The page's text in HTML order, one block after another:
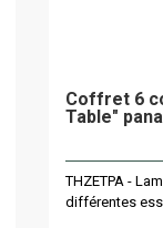
Coffret 6
Table"
THZETPA -
différentes